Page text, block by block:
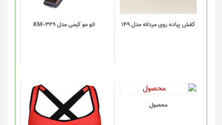
کفش پیاده روی مردانه مدل 149
باشد.
گزینه
محصول
شوند
اتو مو کیمی مدل KM-329
محصول
این
محصول
دارای